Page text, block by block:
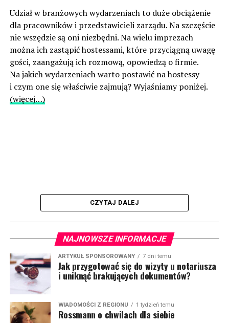
Udział w branżowych wydarzeniach to duże obciążenie
dla pracowników i przedstawicieli zarządu. Na szczęście
nie wszędzie są oni niezbędni. Na wielu imprezach
można ich zastąpić hostessami, które przyciągną uwagę
gości, zaangażują ich rozmową, opowiedzą o firmie.
Na jakich wydarzeniach warto postawić na hostessy
i czym one się właściwie zajmują? Wyjaśniamy poniżej.
(więcej…)
CZYTAJ DALEJ
NAJNOWSZE INFORMACJE
ARTYKUŁ SPONSOROWANY 7 dni temu
Jak przygotować się do wizyty u notariusza
i uniknąć brakujących dokumentów?
WIADOMOŚCI Z REGIONU 1 tydzień temu
Rossmann o chwilach dla siebie